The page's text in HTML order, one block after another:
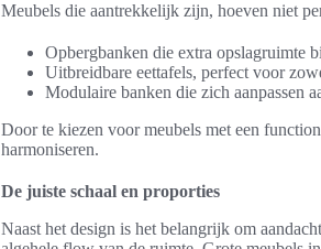
Meubels die aantrekkelijk zijn, hoeven niet
Opbergbanken die extra opslagruimte
Uitbreidbare eettafels, perfect voor
Modulaire banken die zich aanpassen
Door te kiezen voor meubels met een
harmoniseren.
De juiste schaal en proporties
Naast het design is het belangrijk om